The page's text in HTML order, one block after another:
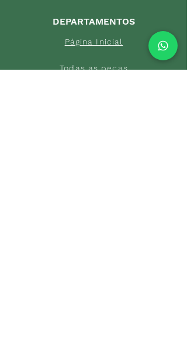
DEPARTAMENTOS
Página Inicial
Todas as peças